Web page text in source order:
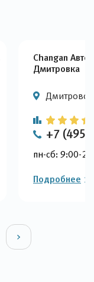
Changan
Дмитровка
+7 (495)
пн-сб: 9:00-
Подробнее